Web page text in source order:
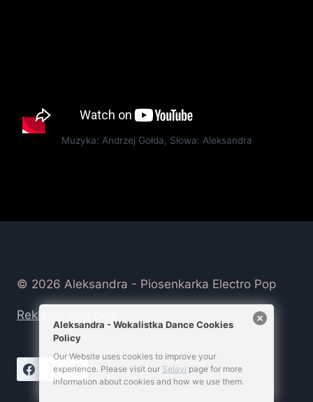
Muzyka: Andrzej Gołda, Słowa: Aleksandra
© 2026 Aleksandra - Piosenkarka Electro Pop
Reklama Radiowa
Aleksandra - Wokalistka Dance Cookies
Policy
Our Website uses cookies to improve your
experience. Please visit our Selavi page for more
information about cookies and how we use them.